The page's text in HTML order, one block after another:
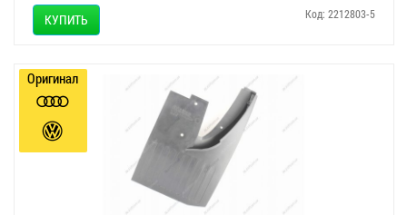
КУПИТЬ Код: 2212803-5
Оригинал